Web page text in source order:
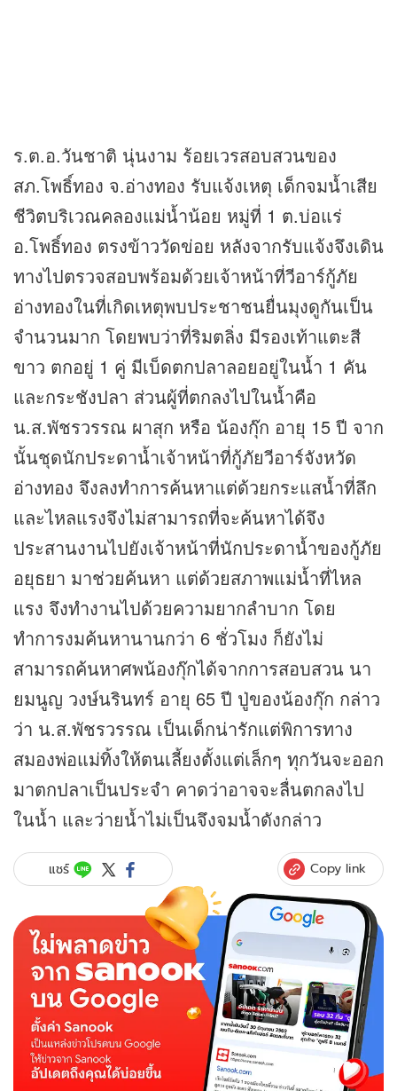
ร.ต.อ.วันชาติ นุ่นงาม ร้อยเวรสอบสวนของ
สภ.โพธิ์ทอง จ.อ่างทอง รับแจ้งเหตุ เด็กจมน้ำเสีย
ชีวิตบริเวณคลองแม่น้ำน้อย หมู่ที่ 1 ต.บ่อแร่
อ.โพธิ์ทอง ตรงข้าววัดข่อย หลังจากรับแจ้งจึงเดิน
ทางไปตรวจสอบพร้อมด้วยเจ้าหน้าที่วีอาร์กู้ภัย
อ่างทองในที่เกิดเหตุพบประชาชนยื่นมุงดูกันเป็น
จำนวนมาก โดยพบว่าที่ริมตลิ่ง มีรองเท้าแตะสี
ขาว ตกอยู่ 1 คู่ มีเบ็ดตกปลาลอยอยู่ในน้ำ 1 คัน
และกระชังปลา ส่วนผู้ที่ตกลงไปในน้ำคือ
น.ส.พัชรวรรณ ผาสุก หรือ น้องกุ๊ก อายุ 15 ปี จาก
นั้นชุดนักประดาน้ำเจ้าหน้าที่กู้ภัยวีอาร์จังหวัด
อ่างทอง จึงลงทำการค้นหาแต่ด้วยกระแสน้ำที่ลึก
และไหลแรงจึงไม่สามารถที่จะค้นหาได้จึง
ประสานงานไปยังเจ้าหน้าที่นักประดาน้ำของกู้ภัย
อยุธยา มาช่วยค้นหา แต่ด้วยสภาพแม่น้ำที่ไหล
แรง จึงทำงานไปด้วยความยากลำบาก โดย
ทำการงมค้นหานานกว่า 6 ชั่วโมง ก็ยังไม่
สามารถค้นหาศพน้องกุ๊กได้จากการสอบสวน นา
ยมนูญ วงษ์นรินทร์ อายุ 65 ปี ปู่ของน้องกุ๊ก กล่าว
ว่า น.ส.พัชรวรรณ เป็นเด็กน่ารักแต่พิการทาง
สมองพ่อแม่ทิ้งให้ตนเลี้ยงตั้งแต่เล็กๆ ทุกวันจะออก
มาตกปลาเป็นประจำ คาดว่าอาจจะลื่นตกลงไป
ในน้ำ และว่ายน้ำไม่เป็นจึงจมน้ำดังกล่าว
แชร์ Copy link